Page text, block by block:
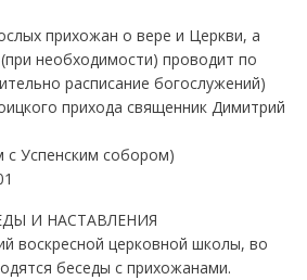
прихожан о вере и Церкви, а
необходимости) проводит по
расписание богослужений)
прихода священник Димитрий
с Успенским собором)
И НАСТАВЛЕНИЯ
воскресной церковной школы, во
беседы с прихожанами.